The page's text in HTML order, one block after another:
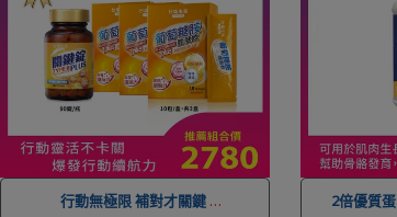
作天出貨，
行動無極限 補對才關鍵
2倍優質